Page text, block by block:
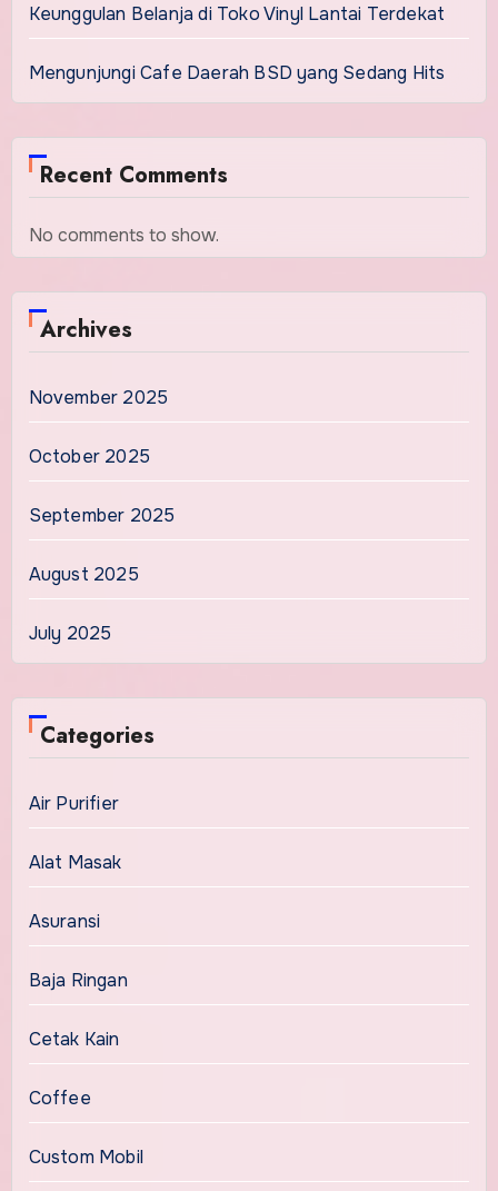
Keunggulan Belanja di Toko Vinyl Lantai Terdekat
Mengunjungi Cafe Daerah BSD yang Sedang Hits
Recent Comments
No comments to show.
Archives
November 2025
October 2025
September 2025
August 2025
July 2025
Categories
Air Purifier
Alat Masak
Asuransi
Baja Ringan
Cetak Kain
Coffee
Custom Mobil